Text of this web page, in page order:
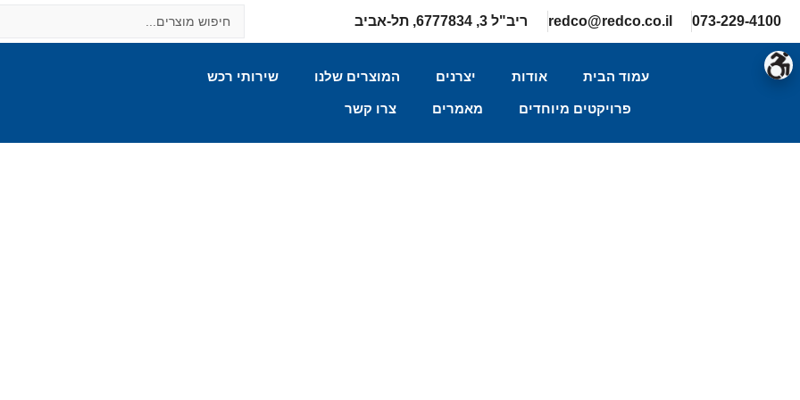
073-229-4100
redco@redco.co.il ריב"ל 3, 6777834, תל-אביב
עמוד הבית אודות יצרנים המוצרים שלנו שירותי רכש
פרויקטים מיוחדים מאמרים צרו קשר